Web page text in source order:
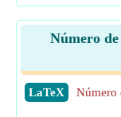
Número
​LaTeX Número